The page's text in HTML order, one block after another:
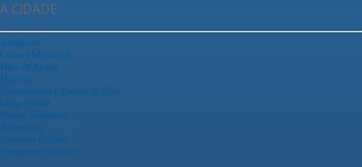
A CIDADE
Aeroporto
Câmara Municipal
Hino de Araras
História
Hospedagens e Pontos de Táxi
Mapa Oficial
Pontos Turísticos
Rodoviária
Símbolos Oficiais
Transporte Coletivo